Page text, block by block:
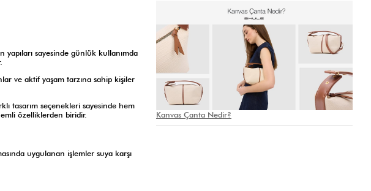
sayesinde günlük kullanımda
ve aktif yaşam tarzına sahip kişiler
tasarım seçenekleri sayesinde hem
özelliklerden biridir.
uygulanan işlemler suya karşı
Kanvas Çanta Nedir?